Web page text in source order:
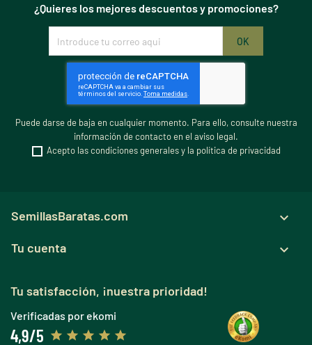
¿Quieres los mejores descuentos y promociones?
Puede darse de baja en cualquier momento. Para ello, consulte nuestra
información de contacto en el aviso legal.
Acepto las condiciones generales y la política de privacidad
SemillasBaratas.com 
Tu cuenta 
Tu satisfacción, ¡nuestra prioridad!
Verificadas por ekomi
4,9/5